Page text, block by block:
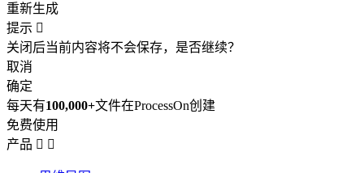
重新生成
提示 
关闭后当前内容将不会保存，是否继续？
取消
确定
每天有100,000+文件在ProcessOn创建
免费使用
产品  